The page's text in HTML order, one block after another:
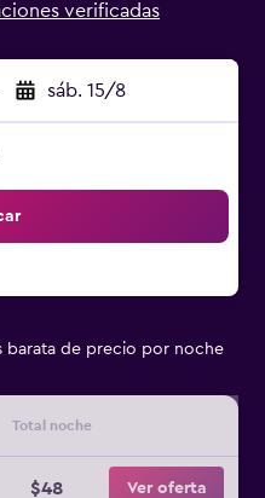
verificadas
sáb. 15/8
barata de precio por noche
Total noche
$48 Ver oferta